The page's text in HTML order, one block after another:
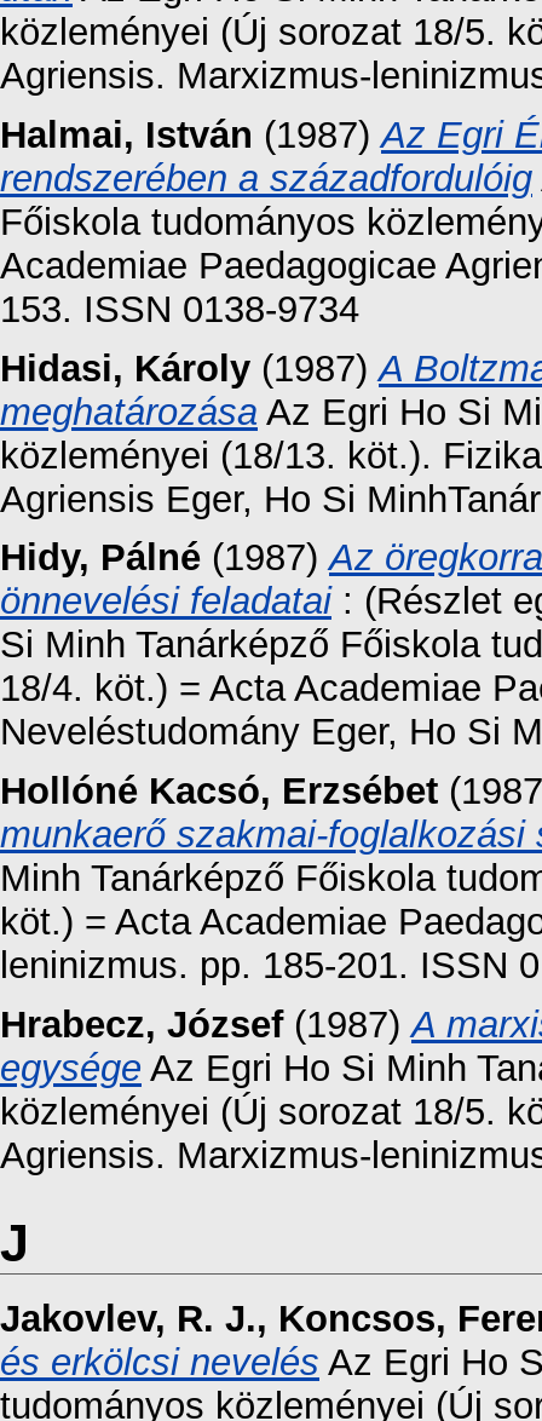
közleményei (Új sorozat 18/5.
Agriensis. Marxizmus-
Halmai, István (1987)Az Egri
rendszerében a századfordulóig
Főiskola tudományos
Academiae Paedagogicae
153. ISSN 0138-9734
Hidasi, Károly (1987)A
meghatározása Az Egri Ho Si
közleményei (18/13. köt.).
Agriensis Eger, Ho Si
Hidy, Pálné (1987)Az
önnevelési feladatai: (Részlet
Si Minh Tanárképző Főiskola
18/4. köt.) = Acta Academiae
Neveléstudomány Eger, Ho Si
Hollóné Kacsó, Erzsébet
munkaerő szakmai-
Minh Tanárképző Főiskola
köt.) = Acta Academiae
leninizmus. pp. 185-201. ISSN
Hrabecz, József(1987)A
egysége Az Egri Ho Si Minh
közleményei (Új sorozat 18/5.
Agriensis. Marxizmus-
J
Jakovlev, R. J., Koncsos,
és erkölcsi nevelés Az Egri Ho
tudományos közleményei (Új